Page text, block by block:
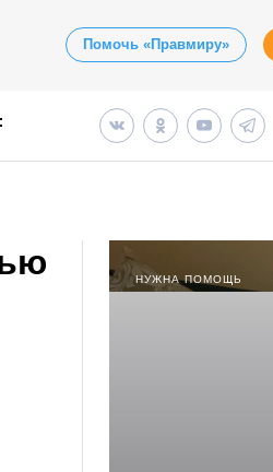
Помочь «Правмиру»
НУЖНА ПОМОЩЬ